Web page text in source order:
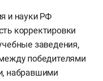
и науки РФ
корректировки
заведения,
победителями
набравшими